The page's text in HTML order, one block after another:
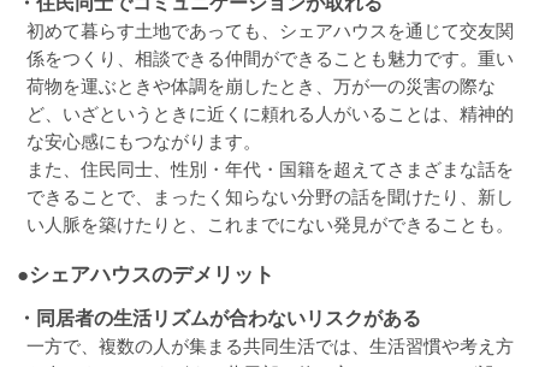
初めて暮らす土地であっても、シェアハウスを通じて交友関
係をつくり、相談できる仲間ができることも魅力です。重い
荷物を運ぶときや体調を崩したとき、万が一の災害の際な
ど、いざというときに近くに頼れる人がいることは、精神的
な安心感にもつながります。
また、住民同士、性別・年代・国籍を超えてさまざまな話を
できることで、まったく知らない分野の話を聞けたり、新し
い人脈を築けたりと、これまでにない発見ができることも。
●シェアハウスのデメリット
・同居者の生活リズムが合わないリスクがある
一方で、複数の人が集まる共同生活では、生活習慣や考え方